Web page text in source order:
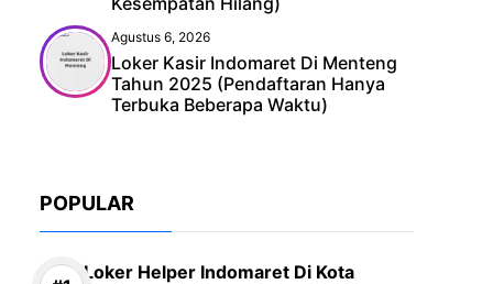
Agustus 6, 2026
Loker Kasir Indomaret Di Menteng
Tahun 2025 (Pendaftaran Hanya
Terbuka Beberapa Waktu)
POPULAR
Loker Helper Indomaret Di Kota